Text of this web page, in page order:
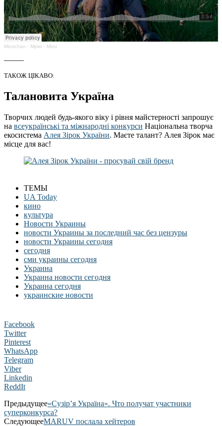
Miroichan · Мрію - Miroi
ТАКОЖ ЦІКАВО:
Талановита Україна
Творчих людей будь-якого віку і рівня майстерності запрошує
на всеукраїнські та міжнародні конкурси Національна творча
екосистема Алея Зірок України. Маєте талант? Алея Зірок має
місце для вас!
ТЕМЫ
UA Today
кино
культура
Новости Украины
новости Украины за последний час без цензуры
новости Украины сегодня
сегодня
сми украины сегодня
Украина
Украина новости сегодня
Украина сегодня
украинские новости
Facebook
Twitter
Pinterest
WhatsApp
Telegram
Viber
Linkedin
ReddIt
Предыдущее«Сузір’я Україна». Что получат участники
суперконкурса?
СледующееMARUV послала хейтеров